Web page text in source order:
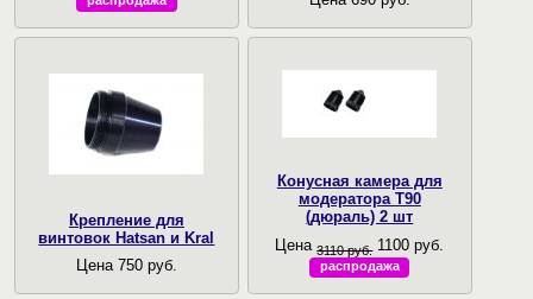
Крепление для
винтовок Hatsan и Kral
Цена 750 руб.
Конусная камера для
модератора Т90
(дюраль) 2 шт
Цена3110 руб. 1100 руб.
распродажа